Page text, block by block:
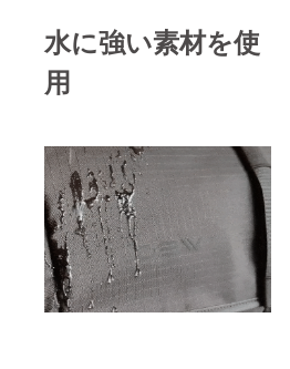
水に強い素材を使
用